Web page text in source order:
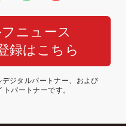
ニュース
録はこちら
ジタルパートナー、および
パートナーです。